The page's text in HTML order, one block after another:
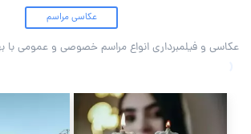
عکاسی مراسم
عکاسی و فیلمبرداری انواع مراسم خصوصی و عمومی با